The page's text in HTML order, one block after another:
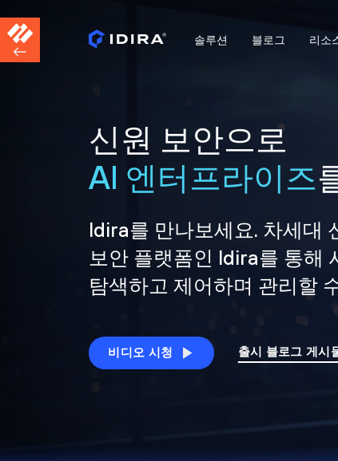
솔루션 블로그 리소
신원 보안으로
AI 엔터프라이즈
Idira를 만나보세요. 차세대
보안 플랫폼인 Idira를 통해
탐색하고 제어하며 관리할
비디오 시청 출시 블로그 게시